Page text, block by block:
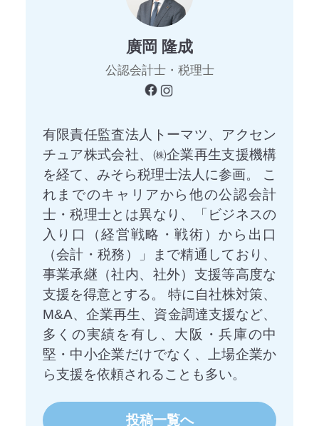
廣岡 隆成
公認会計士・税理士
有限責任監査法人トーマツ、アクセン
チュア株式会社、㈱企業再生支援機構
を経て、みそら税理士法人に参画。 こ
れまでのキャリアから他の公認会計
士・税理士とは異なり、「ビジネスの
入り口（経営戦略・戦術）から出口
（会計・税務）」まで精通しており、
事業承継（社内、社外）支援等高度な
支援を得意とする。 特に自社株対策、
M&A、企業再生、資金調達支援など、
多くの実績を有し、大阪・兵庫の中
堅・中小企業だけでなく、上場企業か
ら支援を依頼されることも多い。
投稿一覧へ